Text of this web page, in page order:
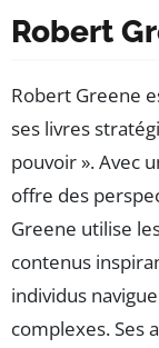
Robert
Robert Greene
ses livres
pouvoir ». Avec
offre des
Greene utilise
contenus
individus
complexes. Ses